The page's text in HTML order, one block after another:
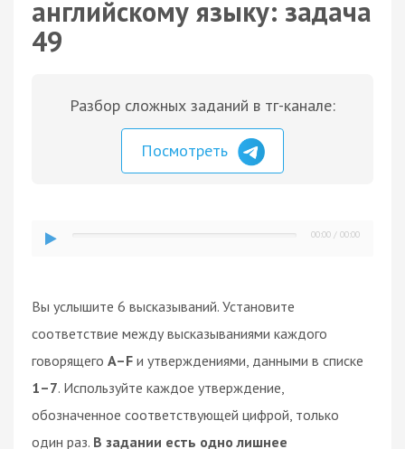
английскому языку: задача
49
Разбор сложных заданий в тг-канале:
Посмотреть
00:00 / 00:00
Вы услышите 6 высказываний. Установите
соответствие между высказываниями каждого
говорящего A–F и утверждениями, данными в списке
1–7. Используйте каждое утверждение,
обозначенное соответствующей цифрой, только
один раз. В задании есть одно лишнее